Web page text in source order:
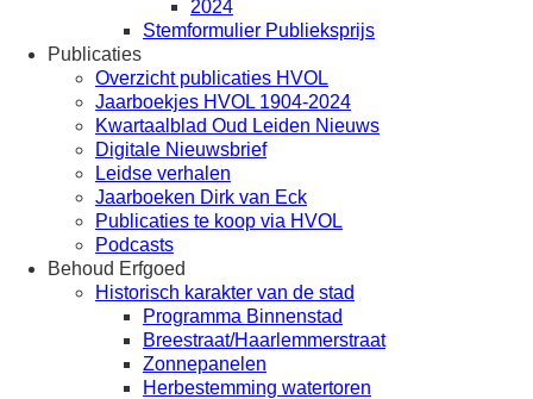
2024
Stemformulier Publieksprijs
Publicaties
Overzicht publicaties HVOL
Jaarboekjes HVOL 1904-2024
Kwartaalblad Oud Leiden Nieuws
Digitale Nieuwsbrief
Leidse verhalen
Jaarboeken Dirk van Eck
Publicaties te koop via HVOL
Podcasts
Behoud Erfgoed
Historisch karakter van de stad
Programma Binnenstad
Breestraat/Haarlemmerstraat
Zonnepanelen
Herbestemming watertoren